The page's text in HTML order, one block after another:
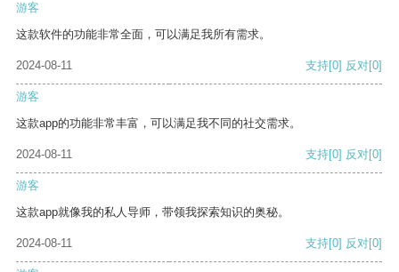
游客
这款软件的功能非常全面，可以满足我所有需求。
2024-08-11 支持[0] 反对[0]
游客
这款app的功能非常丰富，可以满足我不同的社交需求。
2024-08-11 支持[0] 反对[0]
游客
这款app就像我的私人导师，带领我探索知识的奥秘。
2024-08-11 支持[0] 反对[0]